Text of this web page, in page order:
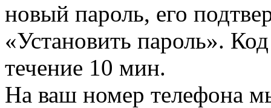
новый пароль, его
«Установить пароль».
течение 10 мин.
На ваш номер телефона